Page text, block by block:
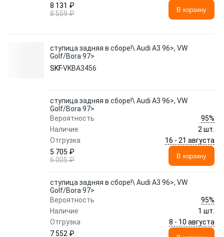
8 131 ₽
8 559 ₽
В корзину
ступица задняя в сборе!\ Audi A3 96>, VW
Golf/Bora 97>
SKFVKBA3456
ступица задняя в сборе!\ Audi A3 96>, VW
Golf/Bora 97>
Вероятность
95%
Наличие
2 шт.
Отгрузка
16 - 21 августа
5 705 ₽
6 005 ₽
В корзину
ступица задняя в сборе!\ Audi A3 96>, VW
Golf/Bora 97>
Вероятность
95%
Наличие
1 шт.
Отгрузка
8 - 10 августа
7 552 ₽